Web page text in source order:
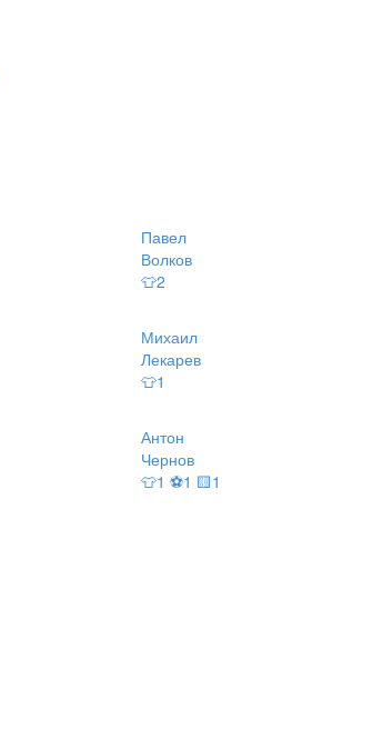
Павел
Волков
👕2
Михаил
Лекарев
👕1
Антон
Чернов
👕1 ⚽1 🟨1